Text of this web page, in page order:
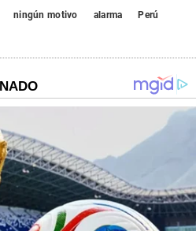
ningún motivo alarma
Perú